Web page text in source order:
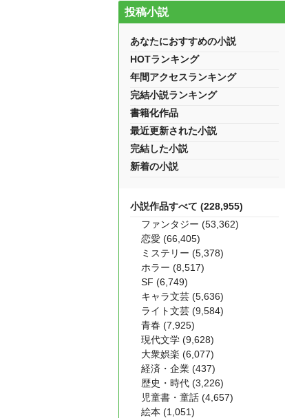
投稿小説
あなたにおすすめの小説
HOTランキング
年間アクセスランキング
完結小説ランキング
書籍化作品
最近更新された小説
完結した小説
新着の小説
小説作品すべて (228,955)
ファンタジー (53,362)
恋愛 (66,405)
ミステリー (5,378)
ホラー (8,517)
SF (6,749)
キャラ文芸 (5,636)
ライト文芸 (9,584)
青春 (7,925)
現代文学 (9,628)
大衆娯楽 (6,077)
経済・企業 (437)
歴史・時代 (3,226)
児童書・童話 (4,657)
絵本 (1,051)